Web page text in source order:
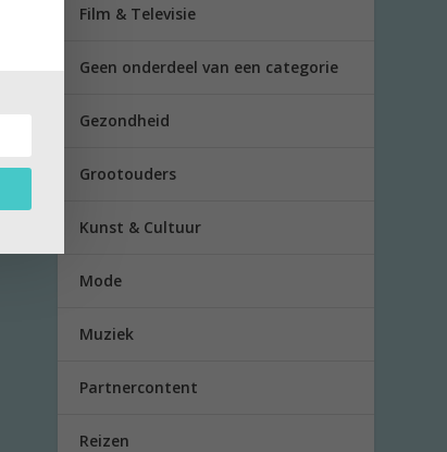
Film & Televisie
Geen onderdeel van een categorie
Gezondheid
Grootouders
Kunst & Cultuur
Mode
Muziek
Partnercontent
Reizen